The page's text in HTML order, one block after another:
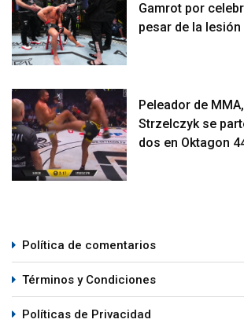
Gamrot por
pesar de la lesión
Peleador de
Strzelczyk se
dos en Oktagon
Política de comentarios
Términos y Condiciones
Políticas de Privacidad